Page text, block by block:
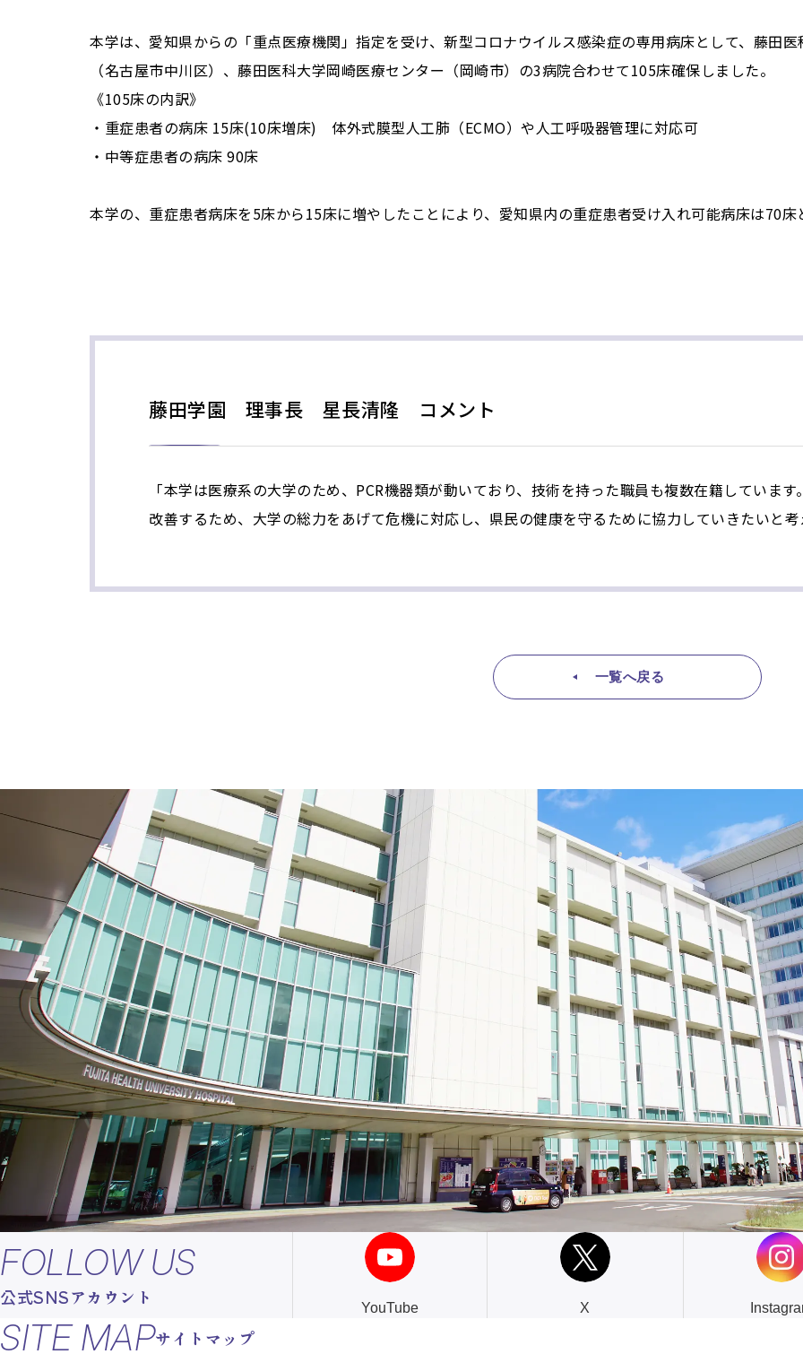
本学は、愛知県からの「重点医療機関」指定を受け、新型コロナウイルス感染症の専用病床として、藤田
（名古屋市中川区）、藤田医科大学岡崎医療センター（岡崎市）の3病院合わせて105床確保しました。
《105床の内訳》
・重症患者の病床 15床(10床増床) 体外式膜型人工肺（ECMO）や人工呼吸器管理に対応可
・中等症患者の病床 90床
本学の、重症患者病床を5床から15床に増やしたことにより、愛知県内の重症患者受け入れ可能病床は70床
藤田学園 理事長 星長清隆 コメント
「本学は医療系の大学のため、PCR機器類が動いており、技術を持った職員も複数在籍していま
改善するため、大学の総力をあげて危機に対応し、県民の健康を守るために協力していきたいと考
一覧へ戻る
FOLLOW US
公式SNSアカウント YouTube X
SITE MAPサイトマップ